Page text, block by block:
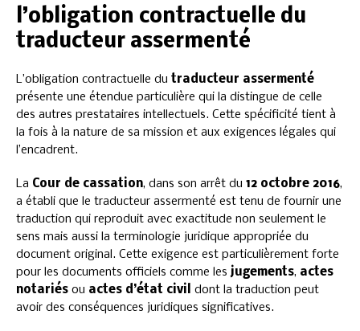
l’obligation contractuelle du
traducteur assermenté
L’obligation contractuelle du traducteur assermenté
présente une étendue particulière qui la distingue de celle
des autres prestataires intellectuels. Cette spécificité tient à
la fois à la nature de sa mission et aux exigences légales qui
l’encadrent.
La Cour de cassation, dans son arrêt du 12 octobre 2016,
a établi que le traducteur assermenté est tenu de fournir une
traduction qui reproduit avec exactitude non seulement le
sens mais aussi la terminologie juridique appropriée du
document original. Cette exigence est particulièrement forte
pour les documents officiels comme les jugements, actes
notariés ou actes d’état civil
dont la traduction peut
avoir des conséquences juridiques significatives.